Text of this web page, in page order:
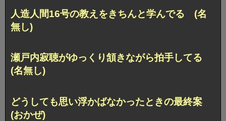
人造人間16号の教えをきちんと学んでる (名
無し)
瀬戸内寂聴がゆっくり頷きながら拍手してる
(名無し)
どうしても思い浮かばなかったときの最終案
(おかぜ)